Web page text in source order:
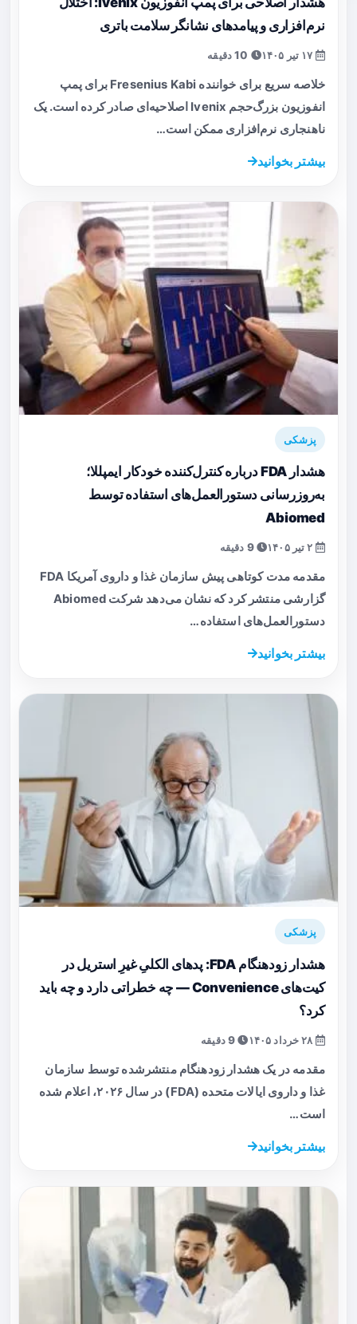
نرم‌افزاری و پیامدهای نشانگر سلامت باتری
خلاصه سریع برای خواننده Fresenius Kabi برای پمپ
انفوزیون بزرگ‌حجم Ivenix اصلاحیه‌ای صادر کرده است. یک
ناهنجاری نرم‌افزاری ممکن است…
بیشتر بخوانید
پزشکی
هشدار FDA درباره کنترل‌کننده خودکار ایمپللا؛
به‌روزرسانی دستورالعمل‌های استفاده توسط
Abiomed
9 دقیقه
مقدمه مدت کوتاهی پیش سازمان غذا و داروی آمریکا FDA
گزارشی منتشر کرد که نشان می‌دهد شرکت Abiomed
دستورالعمل‌های استفاده…
بیشتر بخوانید
پزشکی
هشدار زودهنگام FDA: پدهای الکلیِ غیرِ استریل در
کیت‌های Convenience — چه خطراتی دارد و چه باید
کرد؟
9 دقیقه
مقدمه در یک هشدار زودهنگام منتشرشده توسط سازمان
غذا و داروی ایالات متحده (FDA) در سال ۲۰۲۶، اعلام شده
است…
بیشتر بخوانید